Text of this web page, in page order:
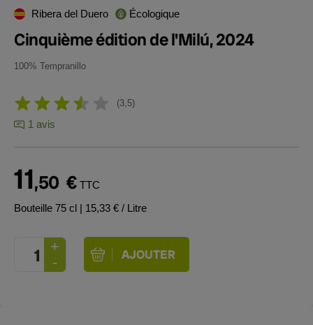
Ribera del Duero Écologique
Cinquième édition de l'Milú, 2024
100% Tempranillo
3,5
1 avis
11,50 € TTC
Bouteille 75 cl | 15,33 € / Litre